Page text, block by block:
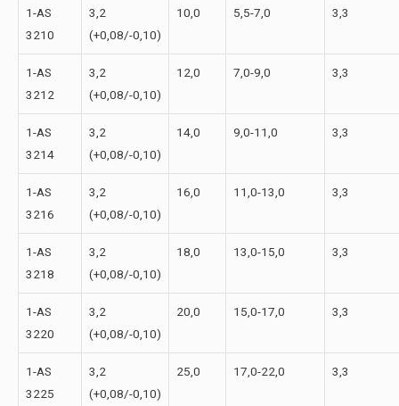
1-АS
3210
3,2
(+0,08/-0,10)
10,0 5,5-7,0 3,3
1-АS
3212
3,2
(+0,08/-0,10)
12,0 7,0-9,0 3,3
1-АS
3214
3,2
(+0,08/-0,10)
14,0 9,0-11,0 3,3
1-АS
3216
3,2
(+0,08/-0,10)
16,0 11,0-13,0 3,3
1-АS
3218
3,2
(+0,08/-0,10)
18,0 13,0-15,0 3,3
1-АS
3220
3,2
(+0,08/-0,10)
20,0 15,0-17,0 3,3
1-АS
3225
3,2
(+0,08/-0,10)
25,0 17,0-22,0 3,3